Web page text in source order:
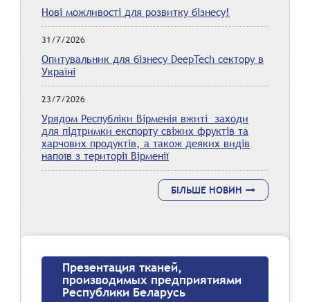
Нові можливості для розвитку бізнесу!
31/7/2026
Опитувальник для бізнесу DeepTech сектору в
Україні
23/7/2026
Урядом Республіки Вірменія вжиті заходи
для підтримки експорту свіжих фруктів та
харчових продуктів, а також деяких видів
напоїв з території Вірменії
БІЛЬШЕ НОВИН
Презентация тканей,
производимых предприятиями
Республики Беларусь